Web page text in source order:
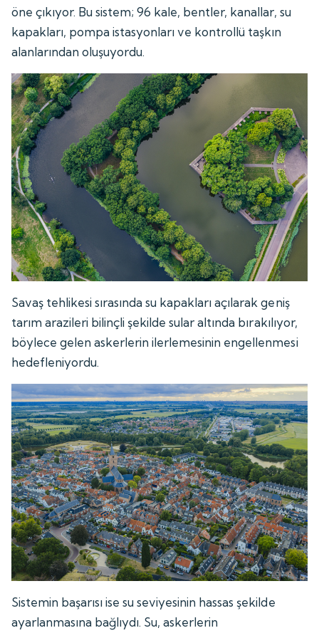
öne çıkıyor. Bu sistem; 96 kale, bentler, kanallar, su
kapakları, pompa istasyonları ve kontrollü taşkın
alanlarından oluşuyordu.
Savaş tehlikesi sırasında su kapakları açılarak geniş
tarım arazileri bilinçli şekilde sular altında bırakılıyor,
böylece gelen askerlerin ilerlemesinin engellenmesi
hedefleniyordu.
Sistemin başarısı ise su seviyesinin hassas şekilde
ayarlanmasına bağlıydı. Su, askerlerin